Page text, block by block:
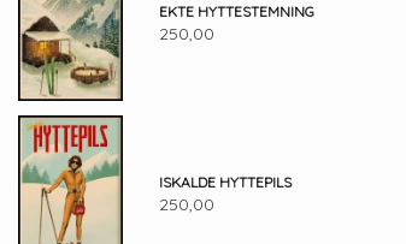
EKTE HYTTESTEMNING
250,00
ISKALDE HYTTEPILS
250,00